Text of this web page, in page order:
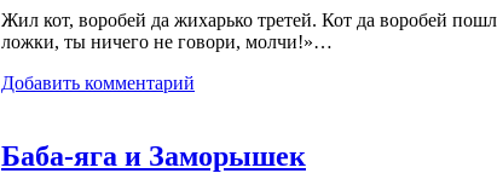
Жил кот, воробей да жихарько третей. Кот да воробей
ложки, ты ничего не говори, молчи!»…
Добавить комментарий
Баба-яга и Заморышек